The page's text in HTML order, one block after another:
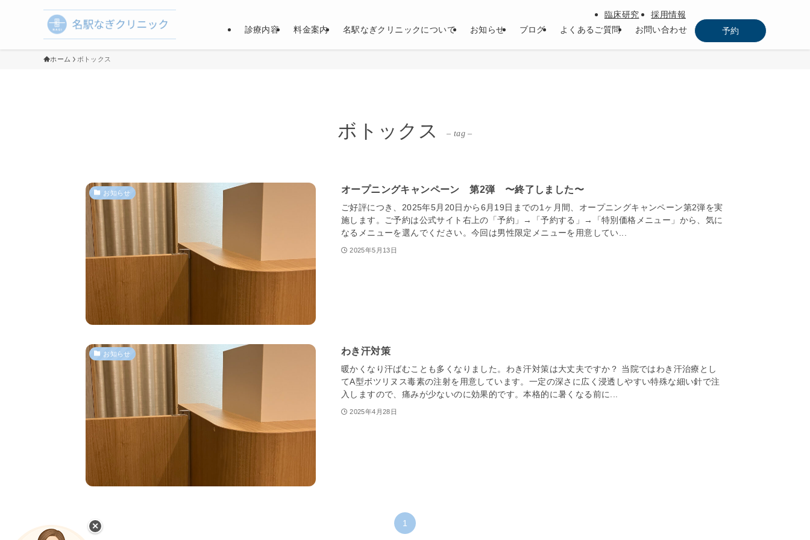
診療内容 料金案内 名駅なぎクリニックについて お知らせ ブログ よくあるご質問 お問い合わせ 予約
臨床研究 採用情報
ホーム ボトックス
ボトックス – tag –
お知らせ オープニングキャンペーン 第2弾 〜終了しました〜
ご好評につき、2025年5月20日から6月19日までの1ヶ月間、オープニングキャンペーン第2弾を実
施します。ご予約は公式サイト右上の「予約」→「予約する」→「特別価格メニュー」から、気に
なるメニューを選んでください。今回は男性限定メニューを用意してい...
2025年5月13日
お知らせ わき汗対策
暖かくなり汗ばむことも多くなりました。わき汗対策は大丈夫ですか？ 当院ではわき汗治療とし
てA型ボツリヌス毒素の注射を用意しています。一定の深さに広く浸透しやすい特殊な細い針で注
入しますので、痛みが少ないのに効果的です。本格的に暑くなる前に...
2025年4月28日
1
✕